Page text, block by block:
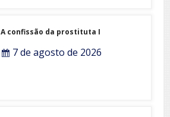
A confissão da prostituta I
7 de agosto de 2026